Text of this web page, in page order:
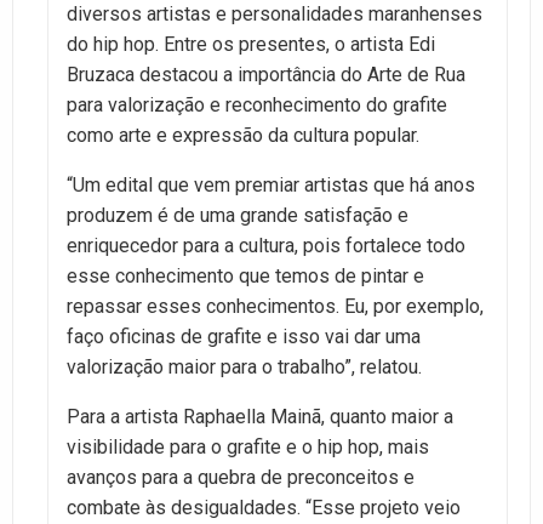
diversos artistas e personalidades maranhenses
do hip hop. Entre os presentes, o artista Edi
Bruzaca destacou a importância do Arte de Rua
para valorização e reconhecimento do grafite
como arte e expressão da cultura popular.
“Um edital que vem premiar artistas que há anos
produzem é de uma grande satisfação e
enriquecedor para a cultura, pois fortalece todo
esse conhecimento que temos de pintar e
repassar esses conhecimentos. Eu, por exemplo,
faço oficinas de grafite e isso vai dar uma
valorização maior para o trabalho”, relatou.
Para a artista Raphaella Mainã, quanto maior a
visibilidade para o grafite e o hip hop, mais
avanços para a quebra de preconceitos e
combate às desigualdades. “Esse projeto veio